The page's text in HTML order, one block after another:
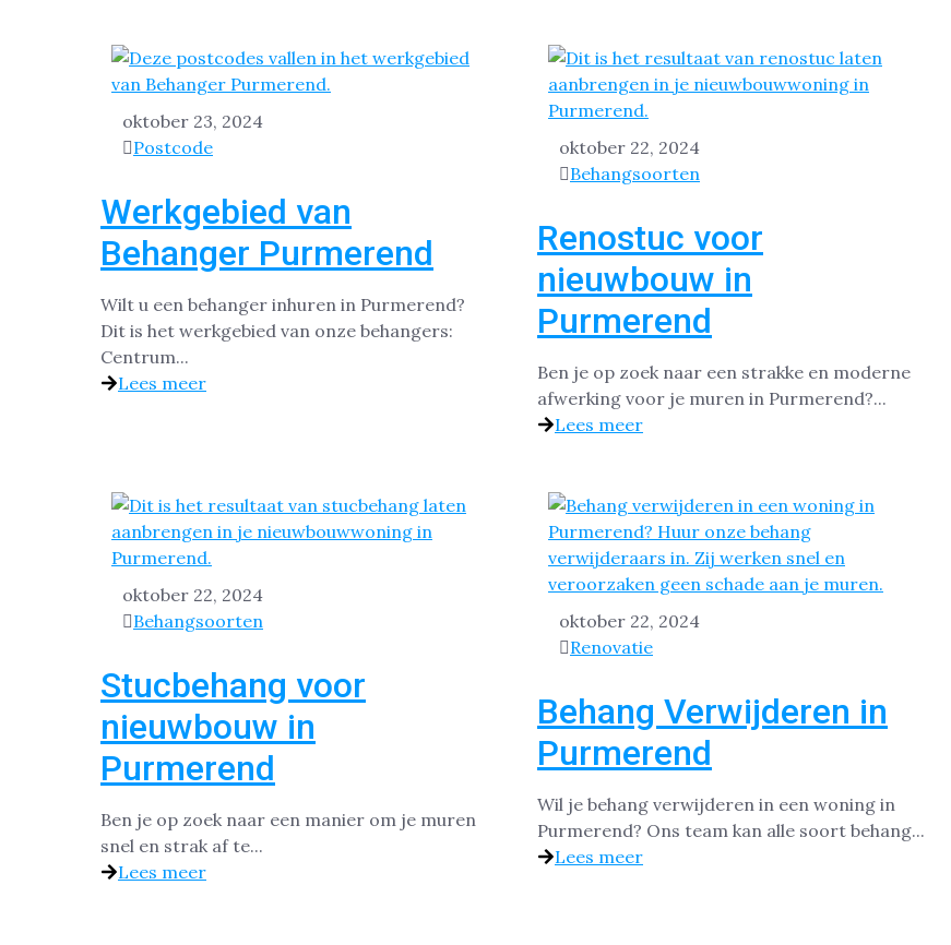
oktober 23, 2024
Postcode
Werkgebied van
Behanger Purmerend
Wilt u een behanger inhuren in Purmerend?
Dit is het werkgebied van onze behangers:
Centrum...
Lees meer
oktober 22, 2024
Behangsoorten
Renostuc voor
nieuwbouw in
Purmerend
Ben je op zoek naar een strakke en moderne
afwerking voor je muren in Purmerend?...
Lees meer
oktober 22, 2024
Behangsoorten
Stucbehang voor
nieuwbouw in
Purmerend
Ben je op zoek naar een manier om je muren
snel en strak af te...
Lees meer
oktober 22, 2024
Renovatie
Behang Verwijderen in
Purmerend
Wil je behang verwijderen in een woning in
Purmerend? Ons team kan alle soort behang...
Lees meer